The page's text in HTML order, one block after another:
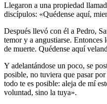
Llegaron a una propiedad
discípulos: «Quédense aquí,
Después llevó con él a Pedro,
temor y a angustiarse.
de muerte. Quédense aquí
Y adelantándose un poco, se
posible, no tuviera que pasar
todo te es posible: aleja de mí
voluntad, sino la tuya».